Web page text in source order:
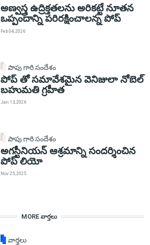
అణ్వస్త్ర ఉద్రిక్తతలను అరికట్టే నూతన
ఒప్పందాన్ని పరిరక్షించాలన్న పోప్
Feb 04, 2026
పాపు గారి సందేశం
పోప్ తో సమావేశమైన వెనిజులా నోబెల్
బహుమతి గ్రహీత
Jan 13, 2026
పాపు గారి సందేశం
అగస్టీనియన్ ఆశ్రమాన్ని సందర్శించిన
పోప్ లియో
Nov 25, 2025
MORE వార్తలు
వార్తలు